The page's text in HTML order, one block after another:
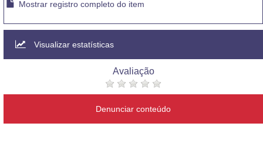
Mostrar registro completo do item
Visualizar estatísticas
Avaliação
Denunciar conteúdo